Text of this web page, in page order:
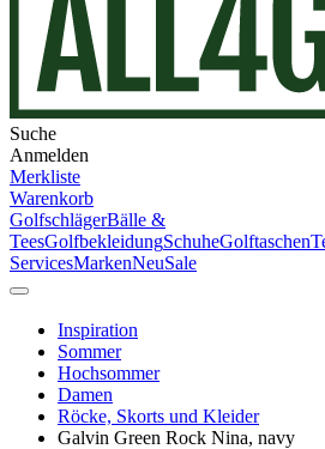
Suche
Anmelden
Merkliste
Warenkorb
GolfschlägerBälle &
TeesGolfbekleidungSchuheGolftaschen
ServicesMarkenNeuSale
Inspiration
Sommer
Hochsommer
Damen
Röcke, Skorts und Kleider
Galvin Green Rock Nina, navy